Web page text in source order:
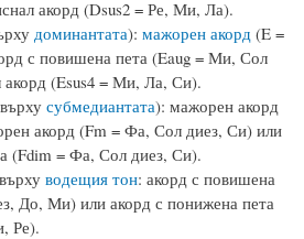
акорд (Dsus2 = Ре, Ми, Ла).
доминантата): мажорен акорд (E =
с повишена пета (Eaug = Ми, Сол
акорд (Esus4 = Ми, Ла, Си).
субмедиантата): мажорен акорд
акорд (Fm = Фа, Сол диез, Си) или
(Fdim = Фа, Сол диез, Си).
водещия тон: акорд с повишена
До, Ми) или акорд с понижена пета
Ре).